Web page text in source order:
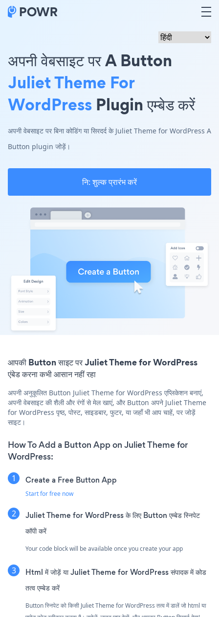
अपनी वेबसाइट पर A Button
Juliet Theme For
WordPress Plugin एम्बेड करें
अपनी वेबसाइट पर बिना कोडिंग या सिरदर्द के Juliet Theme for WordPress A
Button plugin जोड़ें।
नि: शुल्क प्रारंभ करें
आपकी Button साइट पर Juliet Theme for WordPress
एंबेड करना कभी आसान नहीं रहा
अपनी अनुकूलित Button Juliet Theme for WordPress एप्लिकेशन बनाएं,
अपनी वेबसाइट की शैली और रंगों से मेल खाएं, और Button अपने Juliet Theme
for WordPress पृष्ठ, पोस्ट, साइडबार, फुटर, या जहाँ भी आप चाहें, पर जोड़ें
साइट।
How To Add a Button App on Juliet Theme for
WordPress:
Create a Free Button App
Start for free now
Juliet Theme for WordPress के लिए Button एम्बेड स्निपेट
कॉपी करें
Your code block will be available once you create your app
Html में जोड़ें या Juliet Theme for WordPress संपादक में कोड
तत्व एम्बेड करें
Button स्निपेट को किसी Juliet Theme for WordPress तत्व में डालें जो html या